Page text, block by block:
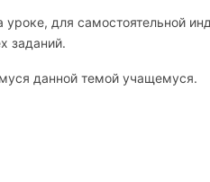
для самостоятельной
заданий.
данной темой учащемуся.